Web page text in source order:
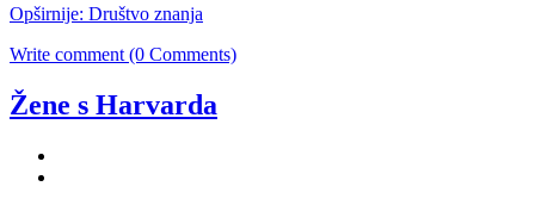
Opširnije: Društvo znanja
Write comment (0 Comments)
Žene s Harvarda